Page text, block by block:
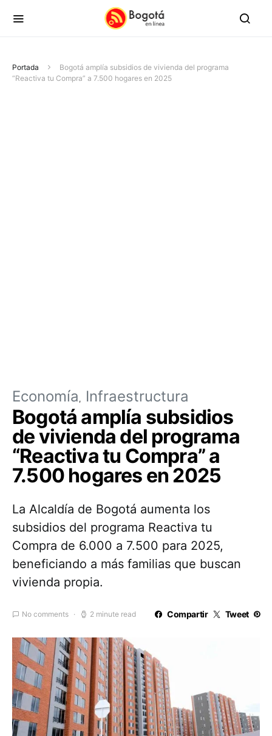
Portada
Bogotá amplía subsidios de vivienda del programa
“Reactiva tu Compra” a 7.500 hogares en 2025
Economía Infraestructura
Bogotá amplía subsidios
de vivienda del programa
“Reactiva tu Compra” a
7.500 hogares en 2025
La Alcaldía de Bogotá aumenta los
subsidios del programa Reactiva tu
Compra de 6.000 a 7.500 para 2025,
beneficiando a más familias que buscan
vivienda propia.
No comments 2 minute read Compartir Tweet